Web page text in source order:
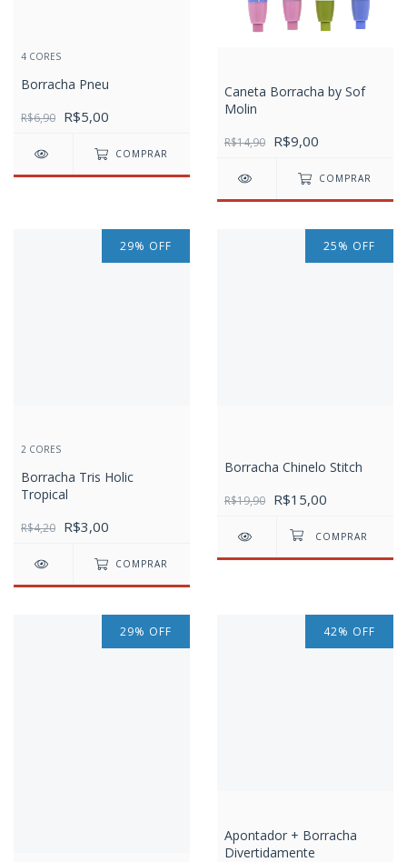
4 CORES
Borracha Pneu
R$6,90 R$5,00
COMPRAR
Caneta Borracha by Sof
Molin
R$14,90 R$9,00
COMPRAR
29% OFF
2 CORES
Borracha Tris Holic
Tropical
R$4,20 R$3,00
COMPRAR
25% OFF
Borracha Chinelo Stitch
R$19,90 R$15,00
29% OFF 42% OFF
Apontador + Borracha
Divertidamente